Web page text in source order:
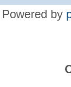
Powered by